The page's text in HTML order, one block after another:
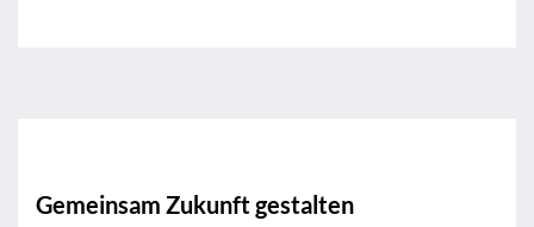
Gemeinsam Zukunft gestalten